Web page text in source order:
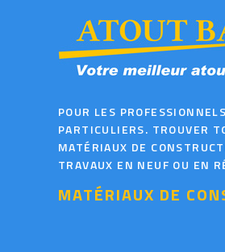
POUR LES
PARTICULIERS. TROUVER
MATÉRIAUX DE
TRAVAUX EN NEUF OU EN
MATÉRIAUX DE